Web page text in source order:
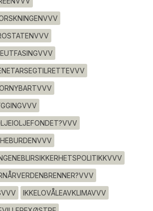
IKKELOVÅLEAVKLIMAVVV